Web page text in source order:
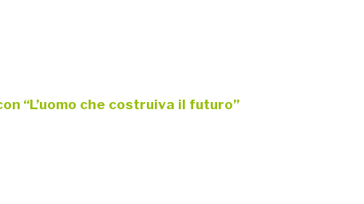
“L’uomo che costruiva il futuro”